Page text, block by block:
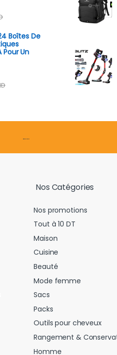
Boîtes De
Pour Un
.....
Nos Catégories
Nos promotions
Tout à 10 DT
Maison
Cuisine
Beauté
Mode femme
Sacs
Packs
Outils pour cheveux
Rangement &
Homme